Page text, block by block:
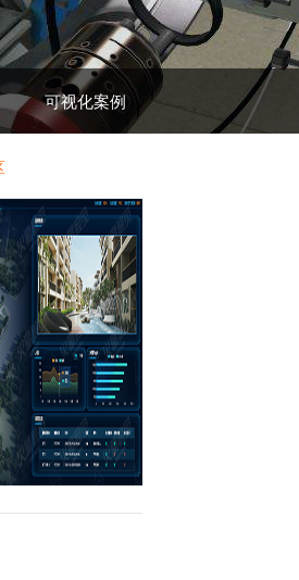
可视化案例
项目